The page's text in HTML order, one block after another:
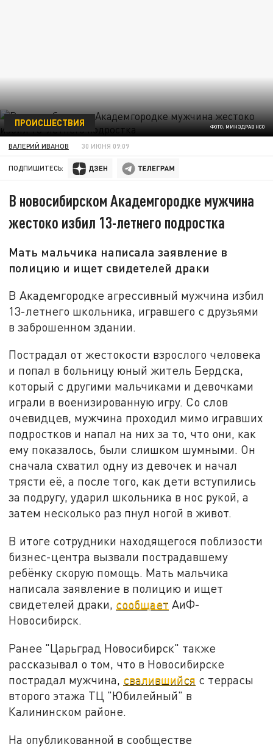
ФОТО: МИНЗДРАВ НСО
ПРОИСШЕСТВИЯ
ВАЛЕРИЙ ИВАНОВ 30 ИЮНЯ 09:09
ПОДПИШИТЕСЬ:
В новосибирском Академгородке мужчина
жестоко избил 13-летнего подростка
Мать мальчика написала заявление в
полицию и ищет свидетелей драки
В Академгородке агрессивный мужчина избил
13-летнего школьника, игравшего с друзьями
в заброшенном здании.
Пострадал от жестокости взрослого человека
и попал в больницу юный житель Бердска,
который с другими мальчиками и девочками
играли в военизированную игру. Со слов
очевидцев, мужчина проходил мимо игравших
подростков и напал на них за то, что они, как
ему показалось, были слишком шумными. Он
сначала схватил одну из девочек и начал
трясти её, а после того, как дети вступились
за подругу, ударил школьника в нос рукой, а
затем несколько раз пнул ногой в живот.
В итоге сотрудники находящегося поблизости
бизнес-центра вызвали пострадавшему
ребёнку скорую помощь. Мать мальчика
написала заявление в полицию и ищет
свидетелей драки, сообщает АиФ-
Новосибирск.
Ранее "Царьград Новосибирск" также
рассказывал о том, что в Новосибирске
пострадал мужчина, свалившийся с террасы
второго этажа ТЦ "Юбилейный" в
Калининском районе.
На опубликованной в сообществе